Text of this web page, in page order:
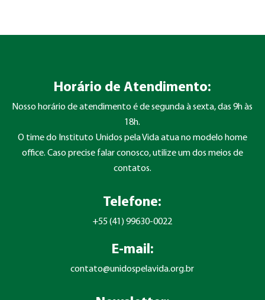
Horário de Atendimento:
Nosso horário de atendimento é de segunda à sexta, das 9h às
18h.
O time do Instituto Unidos pela Vida atua no modelo home
office. Caso precise falar conosco, utilize um dos meios de
contatos.
Telefone:
+55 (41) 99630-0022
E-mail:
contato@unidospelavida.org.br